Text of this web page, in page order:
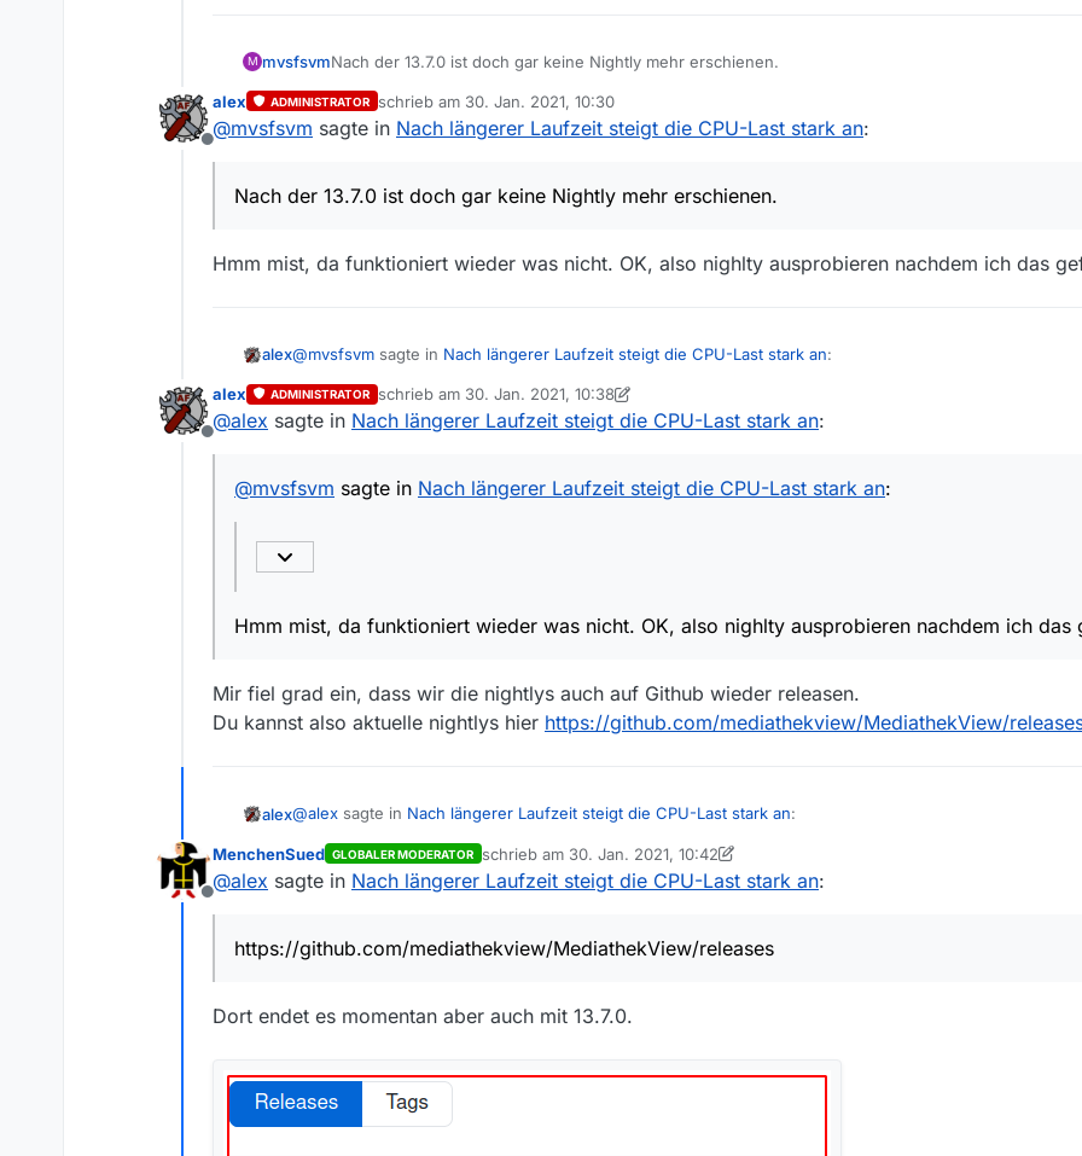
M mvsfsvmNach der 13.7.0 ist doch gar keine Nightly mehr erschienen.
Offline
alex ADMINISTRATOR schrieb am 30. Jan. 2021, 10:30
zuletzt editiert von
@mvsfsvm sagte in Nach längerer Laufzeit steigt die CPU-Last stark an:
Nach der 13.7.0 ist doch gar keine Nightly mehr erschienen.
Hmm mist, da funktioniert wieder was nicht. OK, also nighlty ausprobieren nachdem ich das
alex@mvsfsvm sagte in Nach längerer Laufzeit steigt die CPU-Last stark an:
Nach der 13.7.0 ist doch gar keine Nightly mehr erschienen.
Hmm mist, da funktioniert wieder was nicht. OK, also nighlty ausprobieren nachdem ich das gefixt habe…
Offline
alex ADMINISTRATOR schrieb am 30. Jan. 2021, 10:38
zuletzt editiert von alex
@alex sagte in Nach längerer Laufzeit steigt die CPU-Last stark an:
@mvsfsvm sagte in Nach längerer Laufzeit steigt die CPU-Last stark an:
Hmm mist, da funktioniert wieder was nicht. OK, also nighlty ausprobieren nachdem ich
Mir fiel grad ein, dass wir die nightlys auch auf Github wieder releasen.
Du kannst also aktuelle nightlys hier https://github.com/mediathekview/MediathekView/
alex@alex sagte in Nach längerer Laufzeit steigt die CPU-Last stark an:
@ mvsfsvmsagte inNach längerer Laufzeit steigt die CPU-Last stark an
Nach der 13.7.0 ist doch gar keine Nightly mehr erschienen.
Du kannst also aktuelle nightlys hierhttps://github.com/mediathekview/MediathekView/releases
Offline
MenchenSued GLOBALER MODERATOR schrieb am 30. Jan. 2021, 10:42
zuletzt editiert von MenchenSued
@alex sagte in Nach längerer Laufzeit steigt die CPU-Last stark an:
https://github.com/mediathekview/MediathekView/releases
Dort endet es momentan aber auch mit 13.7.0.